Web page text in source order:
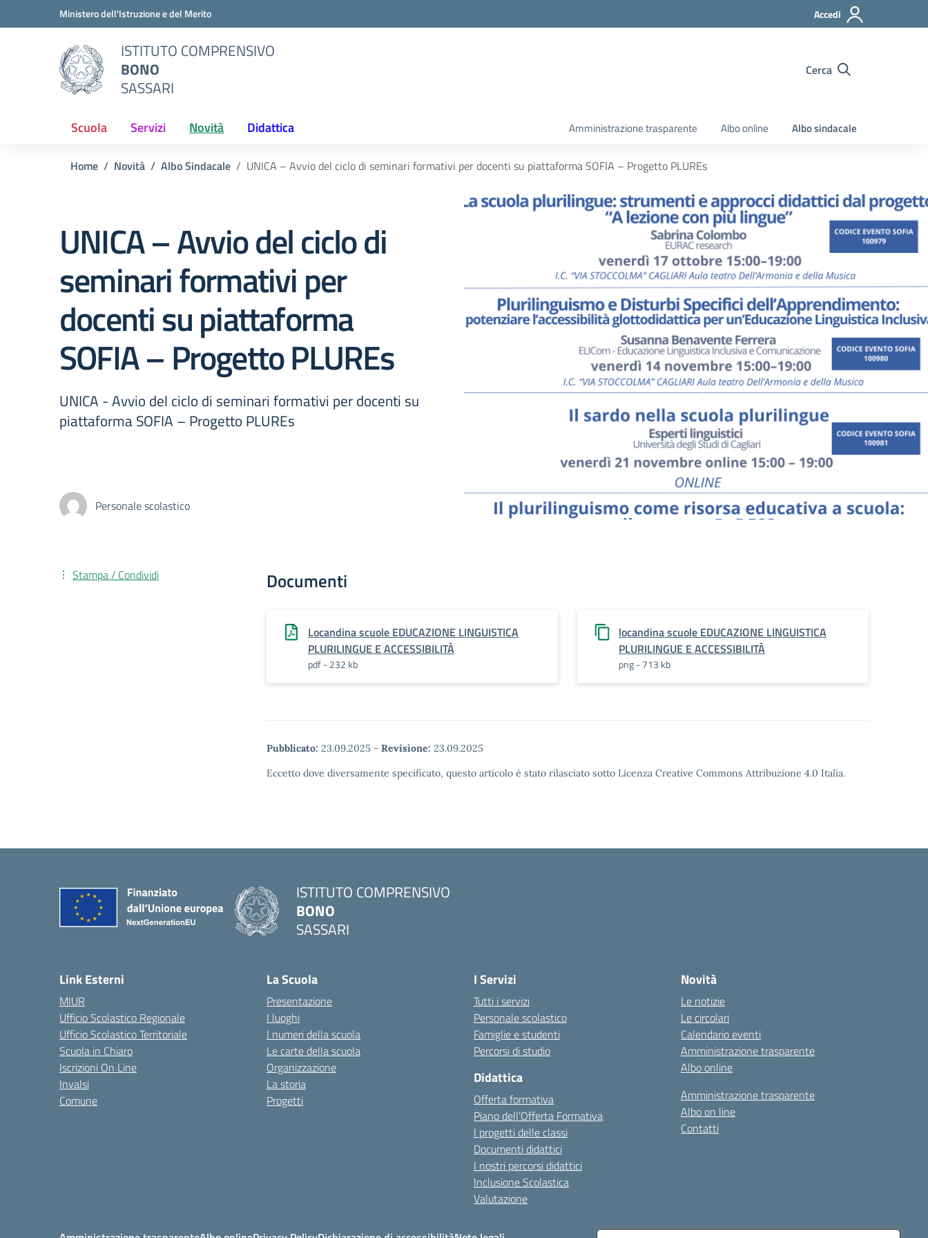
Vai ai contenuti
Vai al menu di navigazioneMinistero dell'Istruzione e del Merito Accedi
ISTITUTO COMPRENSIVO
BONO
SASSARI
Cerca
Scuola Servizi Novità Didattica Amministrazione trasparente Albo online Albo sindacale
Home Novità Albo Sindacale UNICA – Avvio del ciclo di seminari formativi per docenti su piattaforma SOFIA – Progetto PLUREs
UNICA – Avvio del ciclo di
seminari formativi per
docenti su piattaforma
SOFIA – Progetto PLUREs
UNICA - Avvio del ciclo di seminari formativi per docenti su
piattaforma SOFIA – Progetto PLUREs
Personale scolastico
Documenti
Locandina scuole EDUCAZIONE LINGUISTICA
PLURILINGUE E ACCESSIBILITÀ
pdf - 232 kb
locandina scuole EDUCAZIONE LINGUISTICA
PLURILINGUE E ACCESSIBILITÀ
png - 713 kb
Pubblicato: 23.09.2025 - Revisione: 23.09.2025
Eccetto dove diversamente specificato, questo articolo è stato rilasciato sotto Licenza Creative Commons Attribuzione 4.0 Italia.
Stampa / Condividi
ISTITUTO COMPRENSIVO
BONO
SASSARI
Link Esterni
MIUR
Ufficio Scolastico Regionale
Ufficio Scolastico Territoriale
Scuola in Chiaro
Iscrizioni On Line
Invalsi
Comune
La Scuola
Presentazione
I luoghi
I numeri della scuola
Le carte della scuola
Organizzazione
La storia
Progetti
I Servizi
Tutti i servizi
Personale scolastico
Famiglie e studenti
Percorsi di studio
Didattica
Offerta formativa
Piano dell’Offerta Formativa
I progetti delle classi
Documenti didattici
I nostri percorsi didattici
Inclusione Scolastica
Valutazione
Novità
Le notizie
Le circolari
Calendario eventi
Amministrazione trasparente
Albo online
Amministrazione trasparente
Albo on line
Contatti